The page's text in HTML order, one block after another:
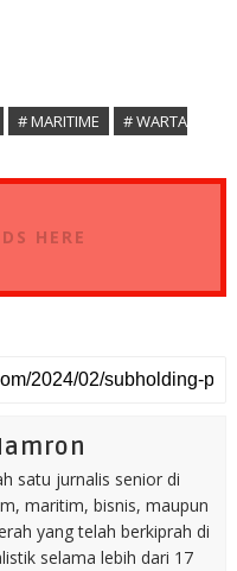
# MARITIME
# WARTA
HERE
satu jurnalis senior di
maritim, bisnis, maupun
yang telah berkiprah di
selama lebih dari 17